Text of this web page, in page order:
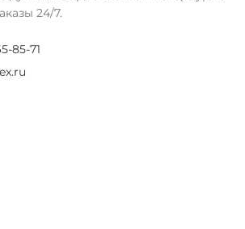
24/7.
85-71